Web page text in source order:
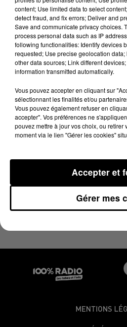
Lecture (2 min 29 sec)
Fred Bompard
Le billet de Fred sur 100%
13 décembre 2023 - 2 min 29
LE BILLET DE FRED DU
Les derniers podcasts du billet
MENTIONS
content; Use limited data to select
detect fraud, and fix errors; Deliver and
Save and communicate privacy choices.
process personal data such as IP
following functionalities: Identify devices
requested; Use precise geolocation
other data sources; Link different
information transmitted automatically.
Vous pouvez accepter en cliquant sur
sélectionnant les finalités et/ou
Vous pouvez également refuser en
accepter". Vos préférences ne
pouvez mettre à jour vos choix, ou retirer
moment via le lien "Gérer les cookies"
Gérer mes
Accepter et